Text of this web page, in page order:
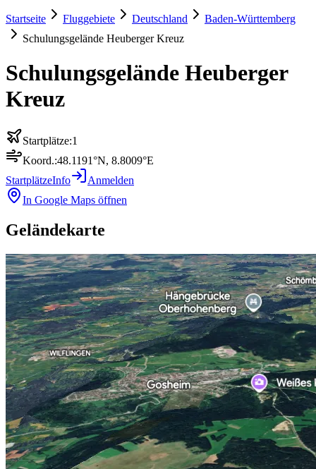
Startseite Fluggebiete Deutschland
Baden-Württemberg
Schulungsgelände Heuberger Kreuz
Schulungsgelände Heuberger
Kreuz
Startplätze:1
Koord.:48.1191°N, 8.8009°E
StartplätzeInfo
Anmelden
In Google Maps öffnen
Geländekarte